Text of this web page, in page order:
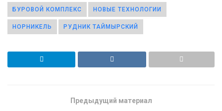
БУРОВОЙ КОМПЛЕКС НОВЫЕ ТЕХНОЛОГИИ
НОРНИКЕЛЬ РУДНИК ТАЙМЫРСКИЙ
Предыдущий материал